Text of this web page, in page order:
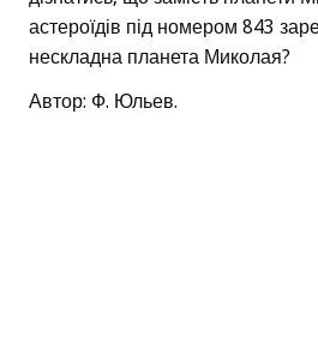
астероїдів під номером 843
нескладна планета Миколая?
Автор: Ф. Юльев.